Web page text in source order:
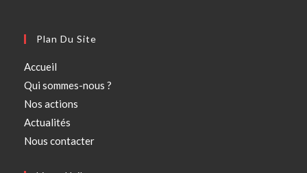
Plan Du Site
Accueil
Qui sommes-nous ?
Nos actions
Actualités
Nous contacter